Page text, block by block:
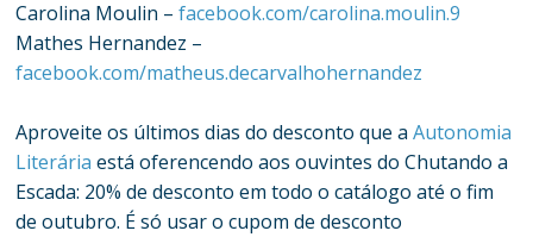
Carolina Moulin –facebook.com/carolina.moulin.9
Mathes Hernandez –
facebook.com/matheus.decarvalhohernandez
Aproveite os últimos dias do desconto que aAutonomia
Literária está oferencendo aos ouvintes do Chutando a
Escada: 20% de desconto em todo o catálogo até o fim
de outubro. É só usar o cupom de desconto